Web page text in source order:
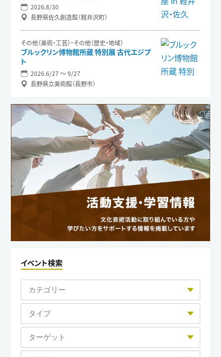
2026.8/30
長野県佐久創造館（軽井沢町）
その他（美術・工芸）・その他（歴史・地域）
ブルックリン博物館所蔵 特別展 古代エジプ
ト
2026.6/27 〜 9/27
長野県立美術館（長野市）
イベント検索